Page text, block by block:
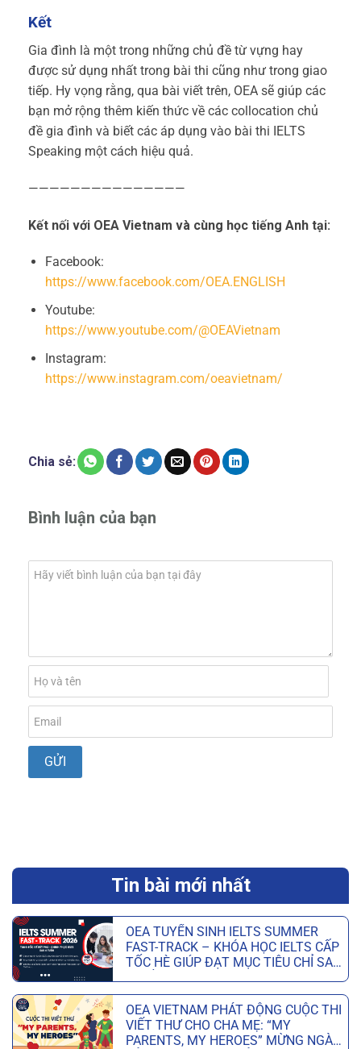
Kết
Gia đình là một trong những chủ đề từ vựng hay
được sử dụng nhất trong bài thi cũng như trong giao
tiếp. Hy vọng rằng, qua bài viết trên, OEA sẽ giúp các
bạn mở rộng thêm kiến thức về các collocation chủ
đề gia đình và biết các áp dụng vào bài thi IELTS
Speaking một cách hiệu quả.
———————————————
Kết nối với OEA Vietnam và cùng học tiếng Anh tại:
Facebook:
https://www.facebook.com/OEA.ENGLISH
Youtube:
https://www.youtube.com/@OEAVietnam
Instagram:
https://www.instagram.com/oeavietnam/
Chia sẻ:
Bình luận của bạn
Tin bài mới nhất
OEA TUYỂN SINH IELTS SUMMER
FAST-TRACK – KHÓA HỌC IELTS CẤP
TỐC HÈ GIÚP ĐẠT MỤC TIÊU CHỈ SAU
OEA VIETNAM PHÁT ĐỘNG CUỘC THI
VIẾT THƯ CHO CHA MẸ: “MY
PARENTS, MY HEROES” MỪNG NGÀY